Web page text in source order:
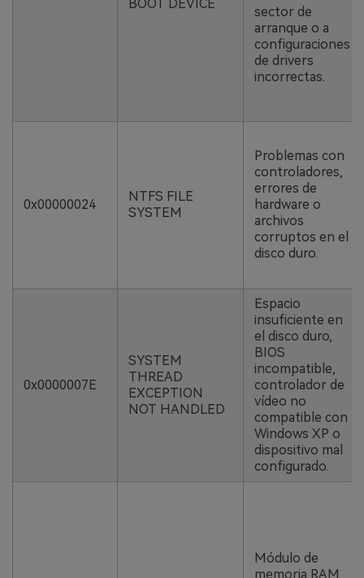
BOOT DEVICE
sector de
arranque o a
configuraciones
de drivers
incorrectas.
0x00000024
NTFS FILE
SYSTEM
Problemas con
controladores,
errores de
hardware o
archivos
corruptos en el
disco duro.
0x0000007E
SYSTEM
THREAD
EXCEPTION
NOT HANDLED
Espacio
insuficiente en
el disco duro,
BIOS
incompatible,
controlador de
vídeo no
compatible con
Windows XP o
dispositivo mal
configurado.
Módulo de
memoria RAM